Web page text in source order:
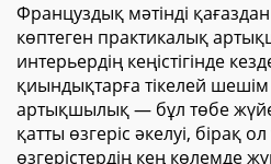
Француздық мәтінді
көптеген практикалық
интерьердің кеңістігінде
қиындықтарға тікелей шешім
артықшылық — бұл төбе
қатты өзгеріс әкелуі, бірақ
өзгерістердің кең көлемде